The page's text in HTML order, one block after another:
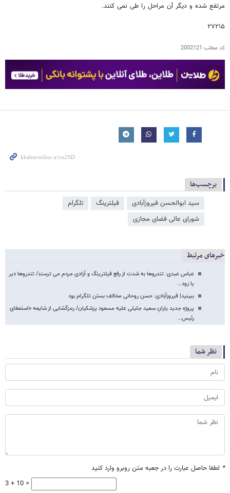
مرتفع شده و دیگر آن مراحل را طی نمی کنند.
۲۷۲۱۵
کد مطلب 2002121
برچسب‌ها
سید ابوالحسن فیروزآبادی فیلترینگ
تلگرام
شورای عالی فضای مجازی
خبرهای مرتبط
عباس عبدی: تندروها به شدت از رفع فیلترینگ و آزادی مردم می ترسند/ تندروها دیر
یا زود…
ببینید| فیروزآبادی: حسن روحانی مخالف بستن تلگرام بود
پروژه جدید یارانِ سعید جلیلی علیه مسعود پزشکیان/ رمزگشایی از شایعه «استعفای
رئیس…
نظر شما
* لطفا حاصل عبارت را در جعبه متن روبرو وارد کنید
3 + 10 =